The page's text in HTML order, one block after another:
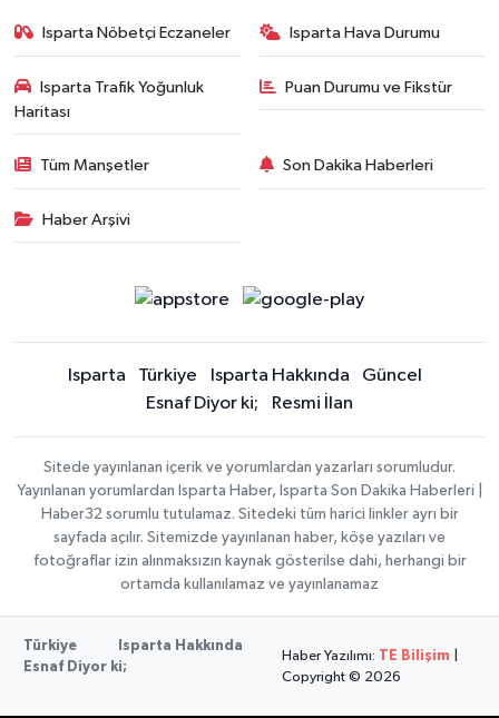
Isparta Nöbetçi Eczaneler Isparta Hava Durumu
Isparta Trafik Yoğunluk
Haritası
Puan Durumu ve Fikstür
Tüm Manşetler Son Dakika Haberleri
Haber Arşivi
Isparta Türkiye Isparta Hakkında
Güncel
Esnaf Diyor ki;
Resmi İlan
Sitede yayınlanan içerik ve yorumlardan yazarları sorumludur.
Yayınlanan yorumlardan Isparta Haber, Isparta Son Dakika Haberleri |
Haber32 sorumlu tutulamaz. Sitedeki tüm harici linkler ayrı bir
sayfada açılır. Sitemizde yayınlanan haber, köşe yazıları ve
fotoğraflar izin alınmaksızın kaynak gösterilse dahi, herhangi bir
ortamda kullanılamaz ve yayınlanamaz
Türkiye
Isparta Hakkında
Esnaf Diyor ki;
Haber Yazılımı: TE Bilişim
Copyright © 2026